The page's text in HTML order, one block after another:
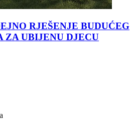
RJEŠENJE BUDUĆEG
ZA UBIJENU DJECU